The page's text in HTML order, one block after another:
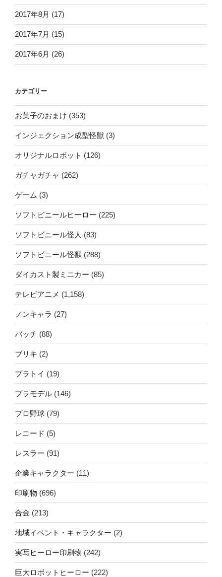
2017年8月 (17)
2017年7月 (15)
2017年6月 (26)
カテゴリー
お菓子のおまけ (353)
インジェクション成型怪獣 (3)
オリジナルロボット (126)
ガチャガチャ (262)
ゲーム (3)
ソフトビニールヒーロー (225)
ソフトビニール怪人 (83)
ソフトビニール怪獣 (288)
ダイカスト製ミニカー (85)
テレビアニメ (1,158)
ノンキャラ (27)
バッチ (88)
ブリキ (2)
プラトイ (19)
プラモデル (146)
プロ野球 (79)
レコード (5)
レスラー (91)
企業キャラクター (11)
印刷物 (696)
合金 (213)
地域イベント・キャラクター (2)
実写ヒーロー印刷物 (242)
巨大ロボットヒーロー (222)